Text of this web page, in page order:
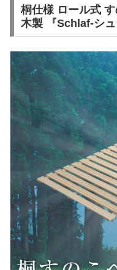
桐仕様 ロール式
木製 『Schlaf-シュ